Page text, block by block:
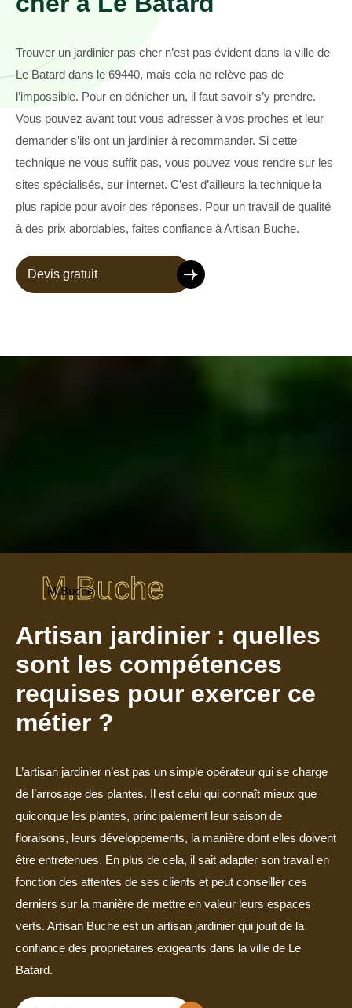
Trouver un jardinier pas cher n’est pas évident dans la ville de
Le Batard dans le 69440, mais cela ne relève pas de
l’impossible. Pour en dénicher un, il faut savoir s’y prendre.
Vous pouvez avant tout vous adresser à vos proches et leur
demander s’ils ont un jardinier à recommander. Si cette
technique ne vous suffit pas, vous pouvez vous rendre sur les
sites spécialisés, sur internet. C’est d’ailleurs la technique la
plus rapide pour avoir des réponses. Pour un travail de qualité
à des prix abordables, faites confiance à Artisan Buche.
Devis gratuit
M.Buche
M.Buche
Artisan jardinier : quelles
sont les compétences
requises pour exercer ce
métier ?
L’artisan jardinier n’est pas un simple opérateur qui se charge
de l’arrosage des plantes. Il est celui qui connaît mieux que
quiconque les plantes, principalement leur saison de
floraisons, leurs développements, la manière dont elles doivent
être entretenues. En plus de cela, il sait adapter son travail en
fonction des attentes de ses clients et peut conseiller ces
derniers sur la manière de mettre en valeur leurs espaces
verts. Artisan Buche est un artisan jardinier qui jouit de la
confiance des propriétaires exigeants dans la ville de Le
Batard.